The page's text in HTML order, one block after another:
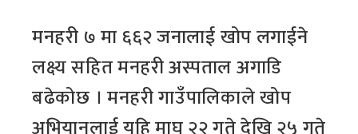
मनहरी ७ मा ६६२ जनालाई खोप लगाईने
लक्ष्य सहित मनहरी अस्पताल अगाडि
बढेकोछ । मनहरी गाउँपालिकाले खोप